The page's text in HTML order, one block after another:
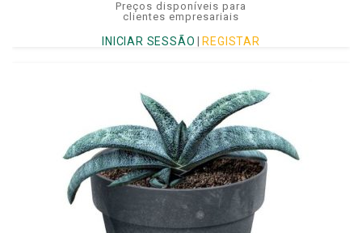
Preços disponíveis para
clientes empresariais
INICIAR SESSÃO REGISTAR